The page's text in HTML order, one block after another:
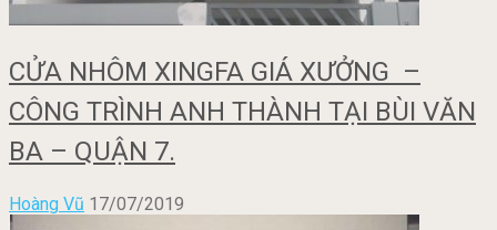
CỬA NHÔM XINGFA GIÁ XƯỞNG –
CÔNG TRÌNH ANH THÀNH TẠI BÙI VĂN
BA – QUẬN 7.
Hoàng Vũ 17/07/2019